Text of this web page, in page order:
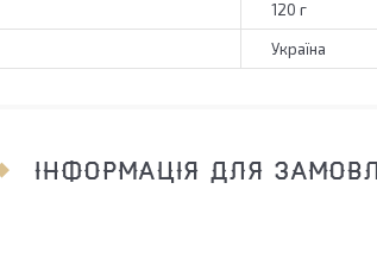
120 г
Україна
ІНФОРМАЦІЯ ДЛЯ